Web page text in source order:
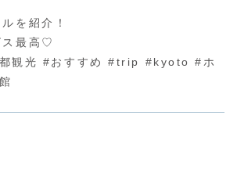
を紹介！
ス最高♡
観光 #おすすめ #trip #kyoto #ホ